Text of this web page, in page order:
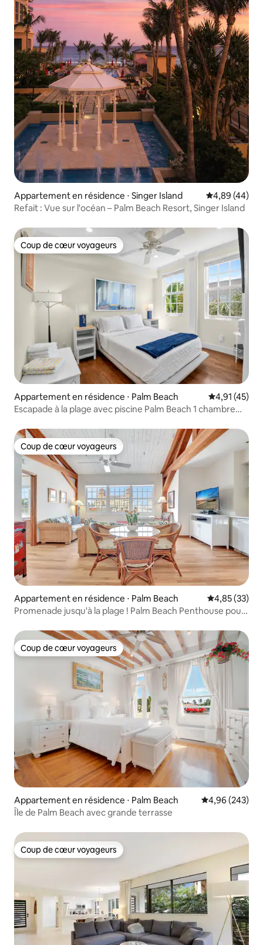
Appartement en résidence ⋅ Singer Island Évaluation
4,89 (44)
Refait : Vue sur l'océan – Palm Beach Resort, Singer Island
Coup de cœur voyageurs
Coup de cœur voyageurs
Appartement en résidence ⋅ Palm Beach Évaluation
4,91 (45)
Escapade à la plage avec piscine Palm Beach 1 chambre
Coup de cœur voyageurs
Coup de cœur voyageurs
Appartement en résidence ⋅ Palm Beach Évaluation
4,85 (33)
Promenade jusqu'à la plage ! Palm Beach Penthouse pour
Coup de cœur voyageurs
Coup de cœur voyageurs
Appartement en résidence ⋅ Palm Beach Évaluation
4,96 (243)
Île de Palm Beach avec grande terrasse
Coup de cœur voyageurs
Coup de cœur voyageurs